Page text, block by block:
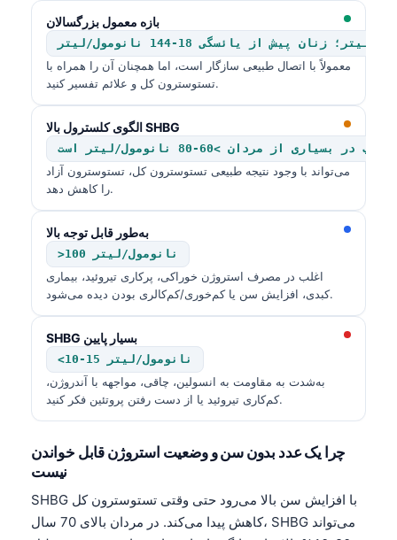
بازه معمول بزرگسالان
معمولاً با اتصال طبیعی سازگار است، اما همچنان آن را همراه با
تستوسترون کل و علائم تفسیر کنید.
الگوی کلسترول بالا SHBG
از مردان >60-80 نانومول/لیتر است
می‌تواند با وجود نتیجه طبیعی تستوسترون کل، تستوسترون آزاد
را کاهش دهد.
به‌طور قابل توجه بالا
>100 نانومول/لیتر
اغلب در مصرف استروژن خوراکی، پرکاری تیروئید، بیماری
کبدی، افزایش سن یا کم‌خوری/کم‌کالری بودن دیده می‌شود.
SHBG بسیار پایین
<10-15 نانومول/لیتر
به‌شدت به مقاومت به انسولین، چاقی، مواجهه با آندروژن،
کم‌کاری تیروئید یا از دست رفتن پروتئین فکر کنید.
چرا یک عدد بدون سن و وضعیت استروژن قابل خواندن
نیست
SHBG با افزایش سن بالا می‌رود حتی وقتی تستوسترون کل
کاهش پیدا می‌کند. در مردان بالای 70 سال، SHBG می‌تواند